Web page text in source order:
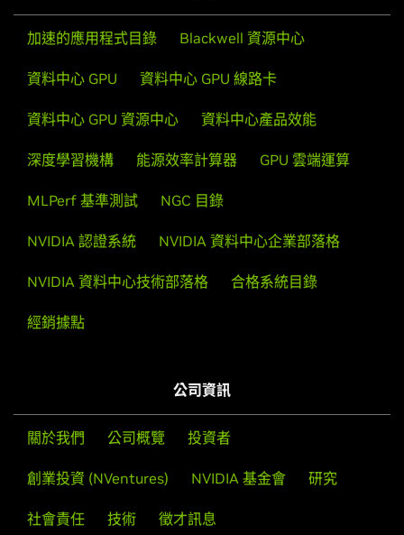
美國的 AI 基礎設施如何為下一次工業革命做好準備
觀看影片
觀看所有影片
加速的應用程式目錄 Blackwell 資源中心
資料中心 GPU 資料中心 GPU 線路卡
資料中心 GPU 資源中心 資料中心產品效能
深度學習機構 能源效率計算器 GPU 雲端運算
MLPerf 基準測試 NGC 目錄
NVIDIA 認證系統 NVIDIA 資料中心企業部落格
NVIDIA 資料中心技術部落格 合格系統目錄
經銷據點
公司資訊
關於我們 公司概覽 投資者
創業投資 (NVentures) NVIDIA 基金會 研究
社會責任 技術 徵才訊息